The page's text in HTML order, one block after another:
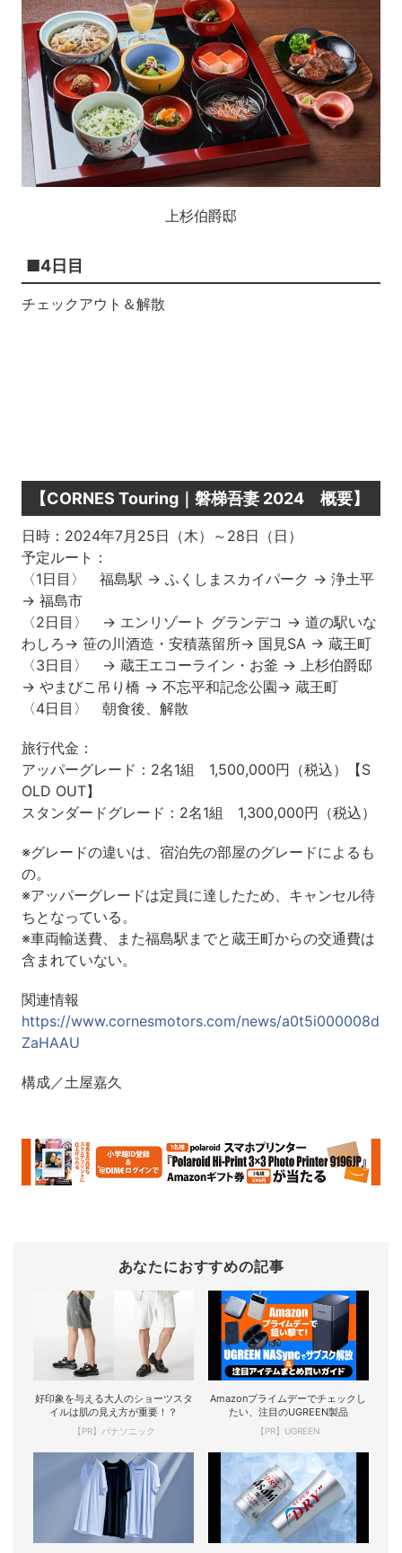
上杉伯爵邸
■4日目
チェックアウト＆解散
【CORNES Touring｜磐梯吾妻 2024 概要】
日時：2024年7月25日（木）～28日（日）
予定ルート：
〈1日目〉 福島駅 → ふくしまスカイパーク → 浄土平
→ 福島市
〈2日目〉 → エンリゾート グランデコ → 道の駅いな
わしろ→ 笹の川酒造・安積蒸留所→ 国見SA → 蔵王町
〈3日目〉 → 蔵王エコーライン・お釜 → 上杉伯爵邸
→ やまびこ吊り橋 → 不忘平和記念公園→ 蔵王町
〈4日目〉 朝食後、解散
旅行代金：
アッパーグレード：2名1組 1,500,000円（税込）【S
OLD OUT】
スタンダードグレード：2名1組 1,300,000円（税込）
※グレードの違いは、宿泊先の部屋のグレードによるも
の。
※アッパーグレードは定員に達したため、キャンセル待
ちとなっている。
※車両輸送費、また福島駅までと蔵王町からの交通費は
含まれていない。
関連情報
https://www.cornesmotors.com/news/a0t5i000008d
ZaHAAU
構成／土屋嘉久
あなたにおすすめの記事
好印象を与える大人のショーツスタ
イルは肌の見え方が重要！？
【PR】パナソニック
Amazonプライムデーでチェックし
たい、注目のUGREEN製品
【PR】UGREEN